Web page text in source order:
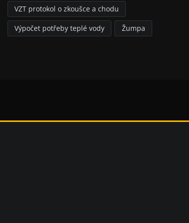
VZT protokol o zkoušce a chodu
Výpočet potřeby teplé vody Žumpa